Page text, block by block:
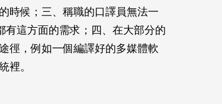
時候；三、稱職的口譯員無法一
有這方面的需求；四、在大部分的
徑，例如一個編譯好的多媒體軟
裡。